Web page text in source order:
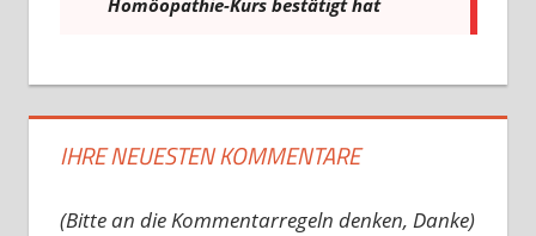
IHRE NEUESTEN KOMMENTARE
(Bitte an die Kommentarregeln denken, Danke)